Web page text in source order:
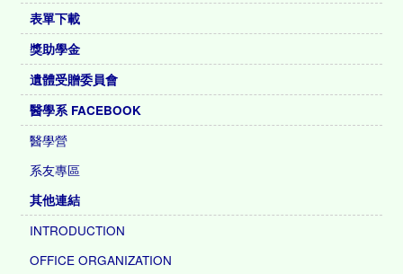
表單下載
獎助學金
遺體受贈委員會
醫學系 FACEBOOK
醫學營
系友專區
其他連結
INTRODUCTION
OFFICE ORGANIZATION